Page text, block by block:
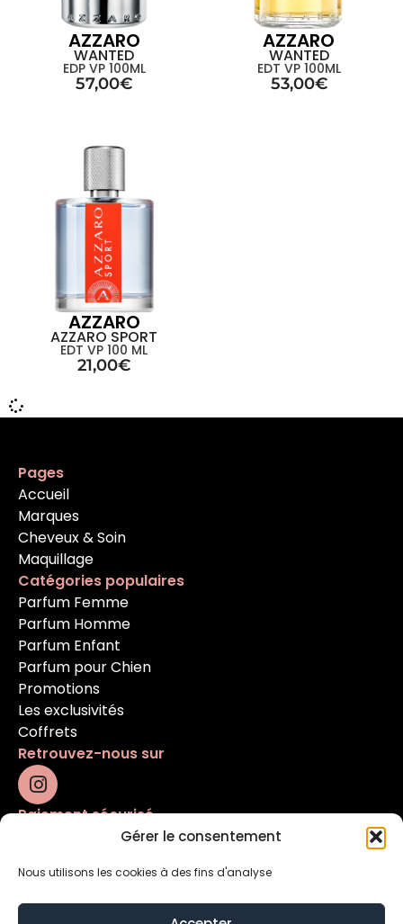
Gérer le consentement
Nous utilisons les cookies à des fins d'analyse
AZZARO
WANTED
EDP VP 100ML
57,00€
AZZARO
WANTED
EDT VP 100ML
53,00€
AZZARO
AZZARO SPORT
EDT VP 100 ML
21,00€
Pages
Accueil
Marques
Cheveux & Soin
Maquillage
Catégories populaires
Parfum Femme
Parfum Homme
Parfum Enfant
Parfum pour Chien
Promotions
Les exclusivités
Coffrets
Retrouvez-nous sur
Paiement sécurisé